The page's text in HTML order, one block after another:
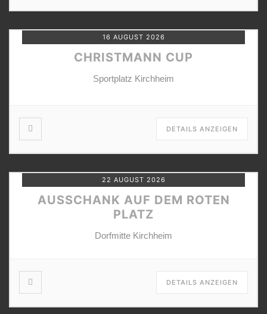
16 AUGUST 2026
CHRISTMANN CUP
Sportplatz Kirchheim
DETAILS ANZEIGEN
22 AUGUST 2026
AUSSCHANK AUF DEM ROTEN
PLATZ
Dorfmitte Kirchheim
DETAILS ANZEIGEN